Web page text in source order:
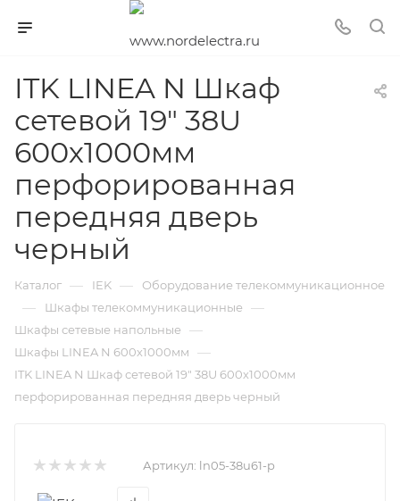
ITK LINEA N Шкаф
сетевой 19" 38U
600х1000мм
перфорированная
передняя дверь
черный
Каталог — IEK — Оборудование телекоммуникационное
— Шкафы телекоммуникационные —
Шкафы сетевые напольные —
Шкафы LINEA N 600х1000мм —
ITK LINEA N Шкаф сетевой 19" 38U 600х1000мм
перфорированная передняя дверь черный
Артикул: ln05-38u61-p